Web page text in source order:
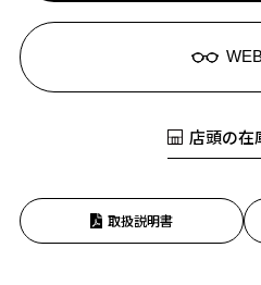
店頭の在
取扱説明書